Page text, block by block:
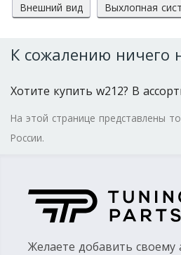
Внешний вид Выхлопная
К сожалению ничего
Хотите купить w212? В
На этой странице представлены
России.
Желаете добавить